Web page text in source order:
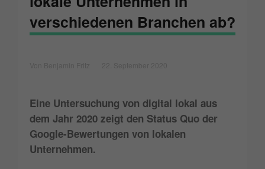
verschiedenen Branchen ab?
Eine Untersuchung von digital lokal aus
dem Jahr 2020 zeigt den Status Quo der
Google-Bewertungen von lokalen
Unternehmen.